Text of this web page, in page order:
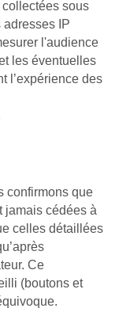
sous
adresses IP
l'audience
les éventuelles
l’expérience des
confirmons que
jamais cédées à
celles détaillées
Ce
(boutons et